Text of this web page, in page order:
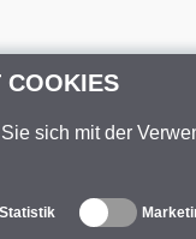
COOKIES
sich mit der
Statistik